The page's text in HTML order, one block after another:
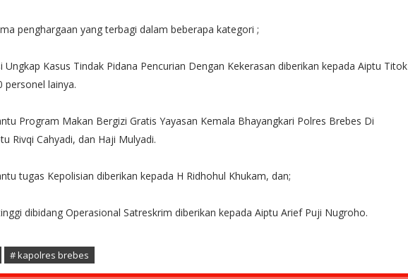
penghargaan yang terbagi dalam beberapa kategori ;
Ungkap Kasus Tindak Pidana Pencurian Dengan Kekerasan diberikan kepada Aiptu Titok
personel lainya.
Program Makan Bergizi Gratis Yayasan Kemala Bhayangkari Polres Brebes Di
Rivqi Cahyadi, dan Haji Mulyadi.
tugas Kepolisian diberikan kepada H Ridhohul Khukam, dan;
dibidang Operasional Satreskrim diberikan kepada Aiptu Arief Puji Nugroho.
# kapolres brebes